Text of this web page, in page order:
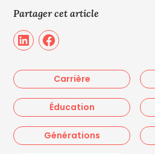
Partager cet article
Carrière
Éducation
Générations